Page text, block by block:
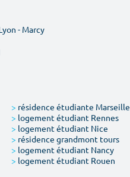
- Marcy
> résidence étudiante Marseille
> logement étudiant Rennes
> logement étudiant Nice
> résidence grandmont tours
> logement étudiant Nancy
> logement étudiant Rouen